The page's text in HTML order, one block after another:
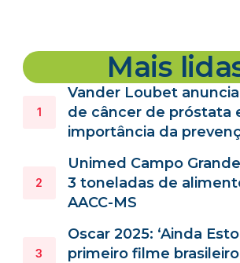
Mais
Vander Loubet
de câncer de próstata
importância da
Unimed Campo
3 toneladas de
AACC-MS
Oscar 2025: ‘Ainda
primeiro filme